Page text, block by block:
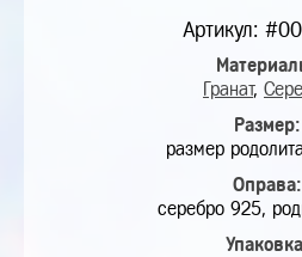
Артикул:
Гранат,
Размер:
размер
Оправа:
серебро 925,